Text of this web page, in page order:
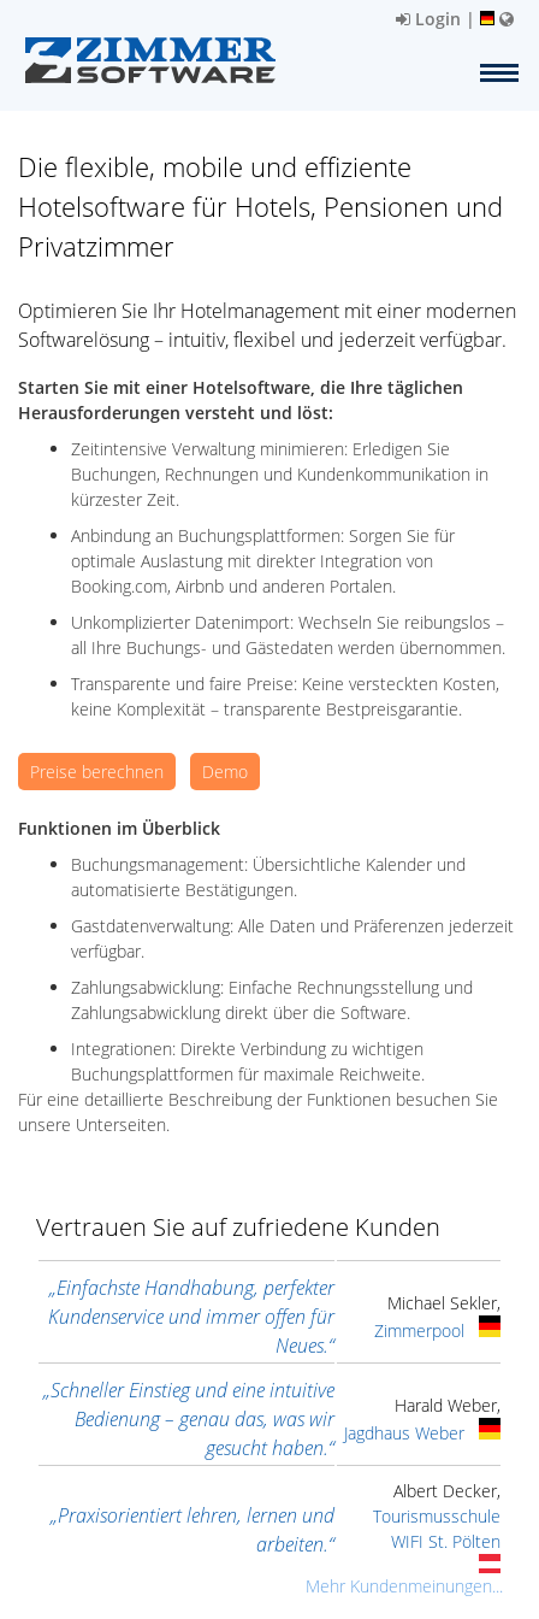
Login |
Die flexible, mobile und effiziente
Hotelsoftware für Hotels, Pensionen und
Privatzimmer
Optimieren Sie Ihr Hotelmanagement mit einer modernen
Softwarelösung – intuitiv, flexibel und jederzeit verfügbar.
Starten Sie mit einer Hotelsoftware, die Ihre täglichen
Herausforderungen versteht und löst:
Zeitintensive Verwaltung minimieren: Erledigen Sie
Buchungen, Rechnungen und Kundenkommunikation in
kürzester Zeit.
Anbindung an Buchungsplattformen: Sorgen Sie für
optimale Auslastung mit direkter Integration von
Booking.com, Airbnb und anderen Portalen.
Unkomplizierter Datenimport: Wechseln Sie reibungslos –
all Ihre Buchungs- und Gästedaten werden übernommen.
Transparente und faire Preise: Keine versteckten Kosten,
keine Komplexität – transparente Bestpreisgarantie.
Preise berechnen Demo
Funktionen im Überblick
Buchungsmanagement: Übersichtliche Kalender und
automatisierte Bestätigungen.
Gastdatenverwaltung: Alle Daten und Präferenzen jederzeit
verfügbar.
Zahlungsabwicklung: Einfache Rechnungsstellung und
Zahlungsabwicklung direkt über die Software.
Integrationen: Direkte Verbindung zu wichtigen
Buchungsplattformen für maximale Reichweite.
Für eine detaillierte Beschreibung der Funktionen besuchen Sie
unsere Unterseiten.
Vertrauen Sie auf zufriedene Kunden
„Einfachste Handhabung, perfekter
Kundenservice und immer offen für
Neues.“
Michael Sekler,
Zimmerpool
„Schneller Einstieg und eine intuitive
Bedienung – genau das, was wir
gesucht haben.“
Harald Weber,
Jagdhaus Weber
„Praxisorientiert lehren, lernen und
arbeiten.“
Albert Decker,
Tourismusschule
WIFI St. Pölten
Mehr Kundenmeinungen...